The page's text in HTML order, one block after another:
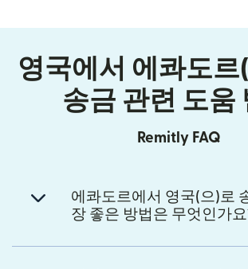
영국에서 에콰도르
송금 관련 도움
Remitly FAQ
에콰도르에서 영국(으)로
장 좋은 방법은 무엇인가요